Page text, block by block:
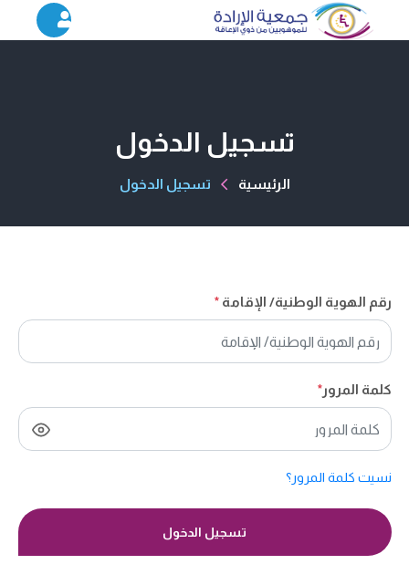
تسجيل الدخول
الرئيسية تسجيل الدخول
رقم الهوية الوطنية/ الإقامة*
كلمة المرور*
نسيت كلمة المرور؟
تسجيل الدخول